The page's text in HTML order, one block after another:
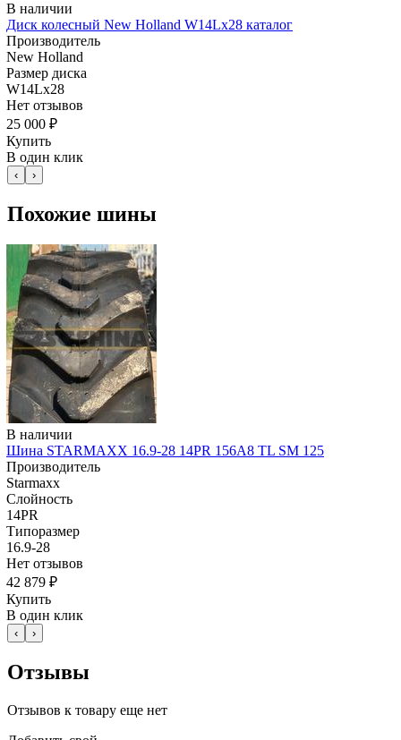
В наличии
Диск колесный New Holland W14Lx28 каталог
Производитель
New Holland
Размер диска
W14Lx28
Нет отзывов
25 000 ₽
Купить
В один клик
‹ ›
Похожие шины
В наличии
Шина STARMAXX 16.9-28 14PR 156А8 TL SM 125
Производитель
Starmaxx
Слойность
14PR
Типоразмер
16.9-28
Нет отзывов
42 879 ₽
Купить
В один клик
‹ ›
Отзывы
Отзывов к товару еще нет